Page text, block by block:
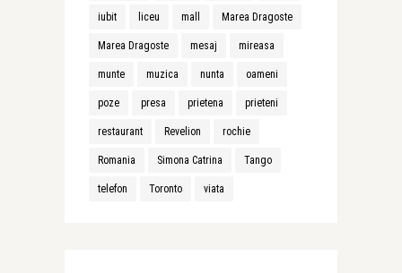
iubit liceu mall Marea Dragoste
Marea Dragoste mesaj mireasa
munte muzica nunta oameni
poze presa prietena prieteni
restaurant Revelion rochie
Romania Simona Catrina Tango
telefon Toronto viata